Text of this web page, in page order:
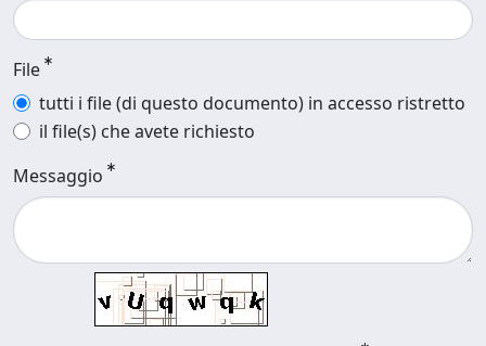
File
tutti i file (di questo documento) in accesso ristretto
il file(s) che avete richiesto
Messaggio